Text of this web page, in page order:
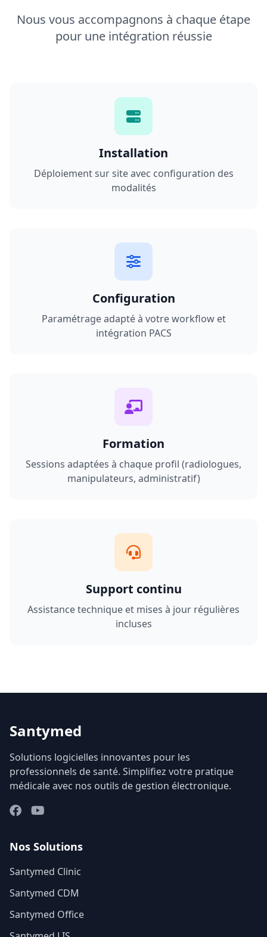
Nous vous accompagnons à chaque étape
pour une intégration réussie
Installation
Déploiement sur site avec configuration des
modalités
Configuration
Paramétrage adapté à votre workflow et
intégration PACS
Formation
Sessions adaptées à chaque profil (radiologues,
manipulateurs, administratif)
Support continu
Assistance technique et mises à jour régulières
incluses
Santymed
Solutions logicielles innovantes pour les
professionnels de santé. Simplifiez votre pratique
médicale avec nos outils de gestion électronique.
Nos Solutions
Santymed Clinic
Santymed CDM
Santymed Office